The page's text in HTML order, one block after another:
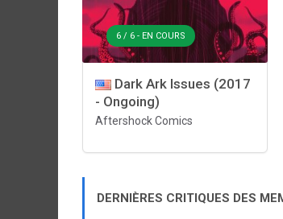
6 / 6 - EN COURS
Dark Ark Issues (2017
- Ongoing)
Aftershock Comics
DERNIÈRES CRITIQUES DES